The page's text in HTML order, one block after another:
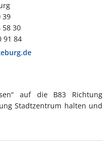
39
58 30
91 84
auf die B83 Richtung
Stadtzentrum halten und